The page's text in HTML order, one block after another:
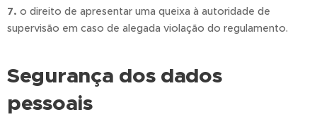
7. o direito de apresentar uma queixa à autoridade de
supervisão em caso de alegada violação do regulamento.
Segurança dos dados
pessoais